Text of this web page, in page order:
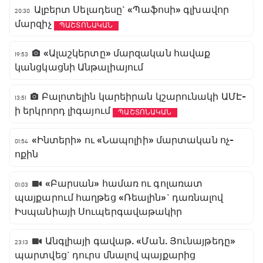
20:30
Ալբերտ Սելադեսը` «Պաֆոսի» գլխավոր
մարզիչ
ՊԱՇՏՈՆԱԿԱՆ
19:53
«Ալաշկերտը» մարզական հավաք
կանցկացնի Անթալիայում
13:51
Բալոտելին կարեիրան կշարունակի ԱՄԷ-
ի երկրորդ լիգայում
ՊԱՇՏՈՆԱԿԱՆ
01:54 «Ինտերի» ու «Նապոլիի» մարտական ոչ-
ոքին
01:03
«Բարսան» համառ ու գոլառատ
պայքարում հաղթեց «Ռեալին»` դառնալով
Իսպանիայի Սուպերգավաթակիր
23:13
Անգլիայի գավաթ. «Ման. Յունայթեդը»
պարտվեց` դուրս մնալով պայքարից